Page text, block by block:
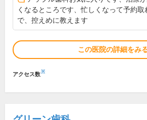
くなるところです、忙しくなって予約
で、控えめに教えます
この医院の詳細をみ
アクセス数※